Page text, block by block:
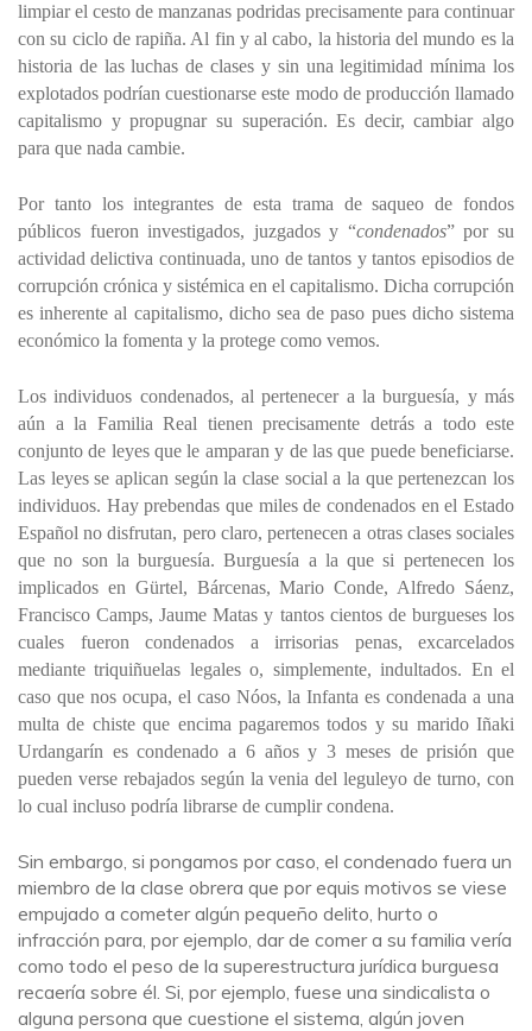
limpiar el cesto de manzanas podridas precisamente para continuar
con su ciclo de rapiña. Al fin y al cabo, la historia del mundo es la
historia de las luchas de clases y sin una legitimidad mínima los
explotados podrían cuestionarse este modo de producción llamado
capitalismo y propugnar su superación. Es decir, cambiar algo
para que nada cambie.
Por tanto los integrantes de esta trama de saqueo de fondos
públicos fueron investigados, juzgados y “condenados” por su
actividad delictiva continuada, uno de tantos y tantos episodios de
corrupción crónica y sistémica en el capitalismo. Dicha corrupción
es inherente al capitalismo, dicho sea de paso pues dicho sistema
económico la fomenta y la protege como vemos.
Los individuos condenados, al pertenecer a la burguesía, y más
aún a la Familia Real tienen precisamente detrás a todo este
conjunto de leyes que le amparan y de las que puede beneficiarse.
Las leyes se aplican según la clase social a la que pertenezcan los
individuos. Hay prebendas que miles de condenados en el Estado
Español no disfrutan, pero claro, pertenecen a otras clases sociales
que no son la burguesía. Burguesía a la que si pertenecen los
implicados en Gürtel, Bárcenas, Mario Conde, Alfredo Sáenz,
Francisco Camps, Jaume Matas y tantos cientos de burgueses los
cuales fueron condenados a irrisorias penas, excarcelados
mediante triquiñuelas legales o, simplemente, indultados. En el
caso que nos ocupa, el caso Nóos, la Infanta es condenada a una
multa de chiste que encima pagaremos todos y su marido Iñaki
Urdangarín es condenado a 6 años y 3 meses de prisión que
pueden verse rebajados según la venia del leguleyo de turno, con
lo cual incluso podría librarse de cumplir condena.
Sin embargo, si pongamos por caso, el condenado fuera un
miembro de la clase obrera que por equis motivos se viese
empujado a cometer algún pequeño delito, hurto o
infracción para, por ejemplo, dar de comer a su familia vería
como todo el peso de la superestructura jurídica burguesa
recaería sobre él. Si, por ejemplo, fuese una sindicalista o
alguna persona que cuestione el sistema, algún joven